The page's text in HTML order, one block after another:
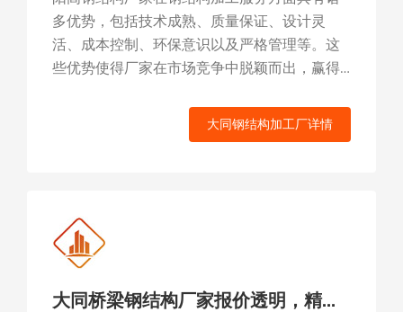
多优势，包括技术成熟、质量保证、设计灵
活、成本控制、环保意识以及严格管理等。这
些优势使得厂家在市场竞争中脱颖而出，赢得
大同钢结构加工厂详情
大同桥梁钢结构厂家报价透明，精工